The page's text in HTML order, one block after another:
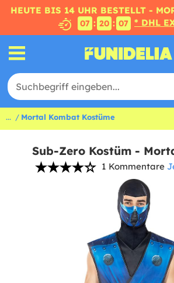
HEUTE BIS 14 UHR BESTELLT -
07 : 20 : 06 * DHL
... Mortal Kombat Kostüme
Sub-Zero Kostüm -
1 Kommentare